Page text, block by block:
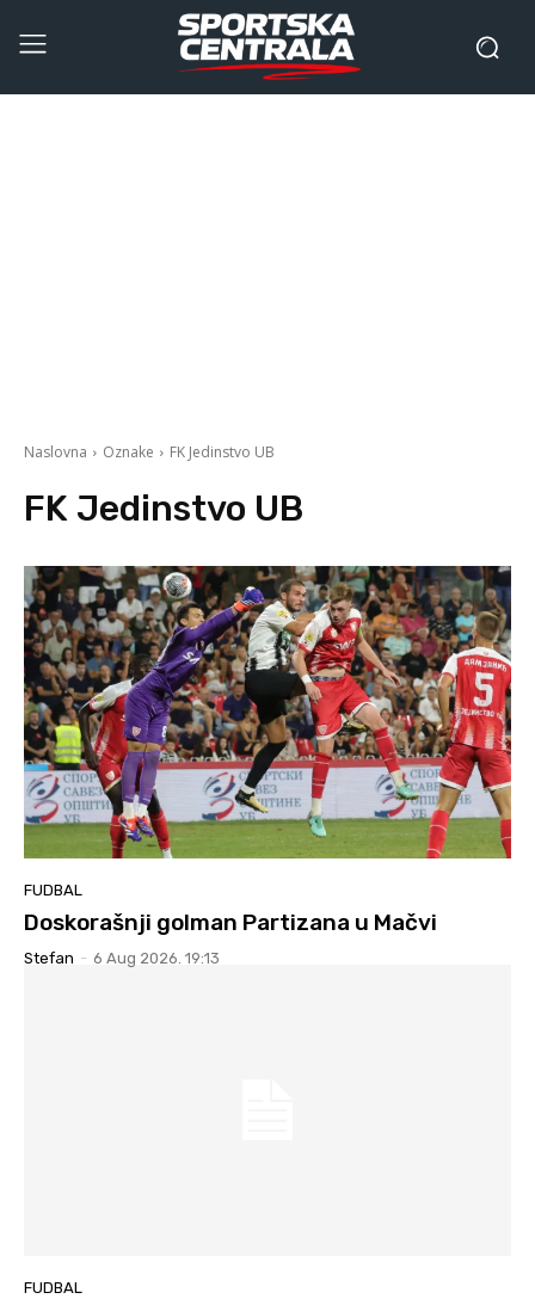
Naslovna Oznake FK Jedinstvo UB
FK Jedinstvo UB
FUDBAL
Doskorašnji golman Partizana u Mačvi
Stefan - 6 Aug 2026. 19:13
FUDBAL